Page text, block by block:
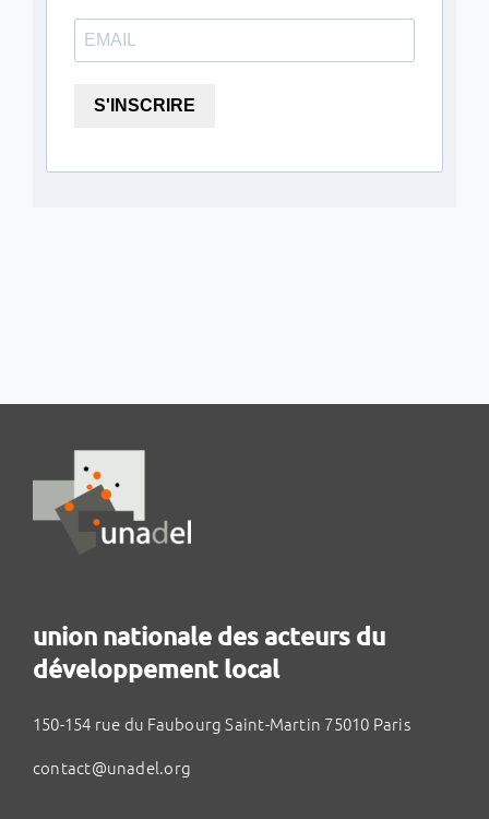
S'INSCRIRE
union nationale des acteurs du
développement local
150-154 rue du Faubourg Saint-Martin 75010 Paris
contact@unadel.org